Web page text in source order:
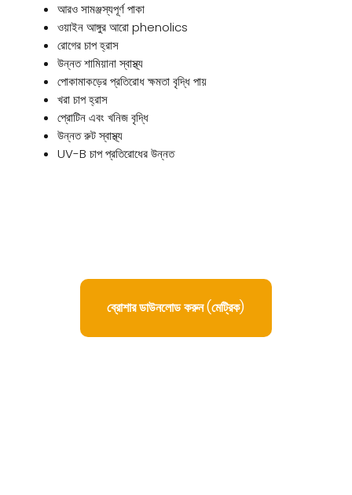
আরও সামঞ্জস্যপূর্ণ পাকা
ওয়াইন আঙ্গুর আরো phenolics
রোগের চাপ হ্রাস
উন্নত শামিয়ানা স্বাস্থ্য
পোকামাকড়ের প্রতিরোধ ক্ষমতা বৃদ্ধি পায়
খরা চাপ হ্রাস
প্রোটিন এবং খনিজ বৃদ্ধি
উন্নত রুট স্বাস্থ্য
UV-B চাপ প্রতিরোধের উন্নত
ব্রোশার ডাউনলোড করুন (মেট্রিক)